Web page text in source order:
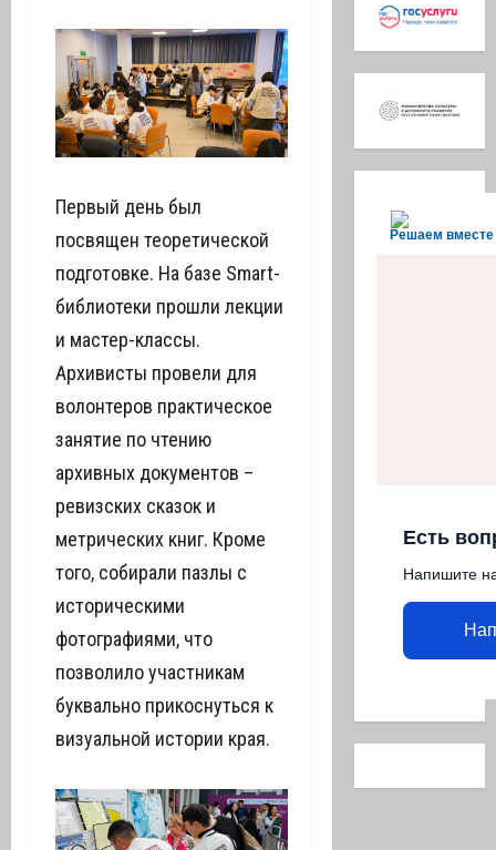
Первый день был
посвящен теоретической
подготовке. На базе Smart-
библиотеки прошли лекции
и мастер-классы.
Архивисты провели для
волонтеров практическое
занятие по чтению
архивных документов –
ревизских сказок и
метрических книг. Кроме
того, собирали пазлы с
историческими
фотографиями, что
позволило участникам
буквально прикоснуться к
визуальной истории края.
Решаем вместе
Есть
Напишите